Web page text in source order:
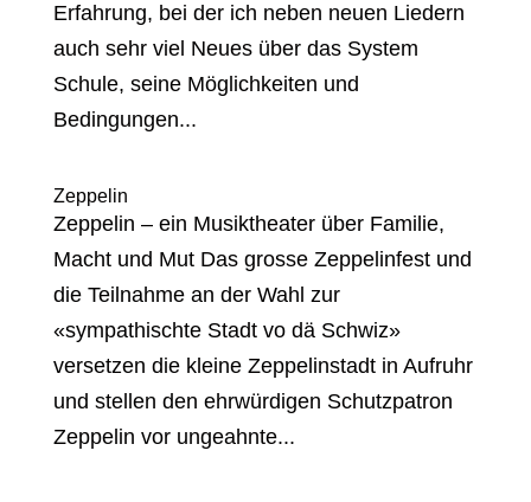
Erfahrung, bei der ich neben neuen Liedern
auch sehr viel Neues über das System
Schule, seine Möglichkeiten und
Bedingungen...
Zeppelin
Zeppelin – ein Musiktheater über Familie,
Macht und Mut Das grosse Zeppelinfest und
die Teilnahme an der Wahl zur
«sympathischte Stadt vo dä Schwiz»
versetzen die kleine Zeppelinstadt in Aufruhr
und stellen den ehrwürdigen Schutzpatron
Zeppelin vor ungeahnte...